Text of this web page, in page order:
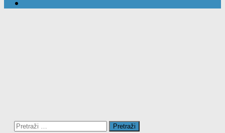
Pretraži: